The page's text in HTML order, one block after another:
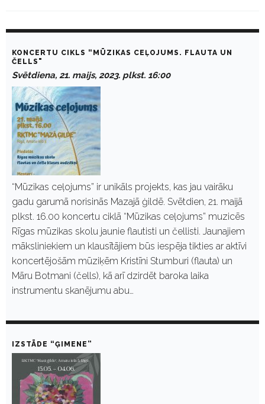
a
2
0
KONCERTU CIKLS “MŪZIKAS CEĻOJUMS. FLAUTA UN
ČELLS"
Svētdiena, 21. maijs, 2023. plkst. 16:00
“Mūzikas ceļojums” ir unikāls projekts, kas jau vairāku
gadu garumā norisinās Mazajā ģildē. Svētdien, 21. maijā
plkst. 16.00 koncertu ciklā “Mūzikas ceļojums” muzicēs
Rīgas mūzikas skolu jaunie flautisti un čellisti. Jaunajiem
māksliniekiem un klausītājiem būs iespēja tikties ar aktīvi
koncertējošām mūziķēm Kristīni Stumburi (flauta) un
Māru Botmani (čells), kā arī dzirdēt baroka laika
instrumentu skanējumu abu…
IZSTĀDE “ĢIMENE”